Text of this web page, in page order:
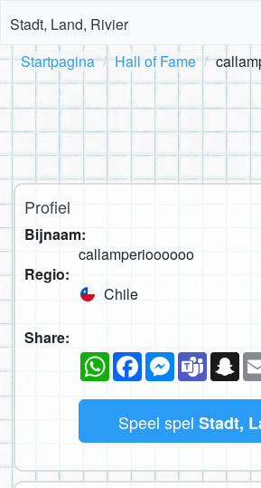
Stadt, Land, Rivier
Startpagina Hall of Fame
Profiel
Bijnaam:
callamperioooooo
Regio:
Chile
Share:
WhatsAppFacebookMessenger
Teams
Speel spel Stadt,